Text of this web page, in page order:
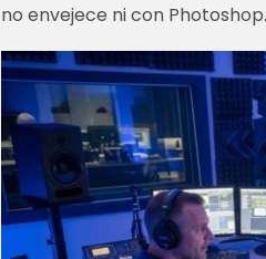
no envejece ni con Photoshop.